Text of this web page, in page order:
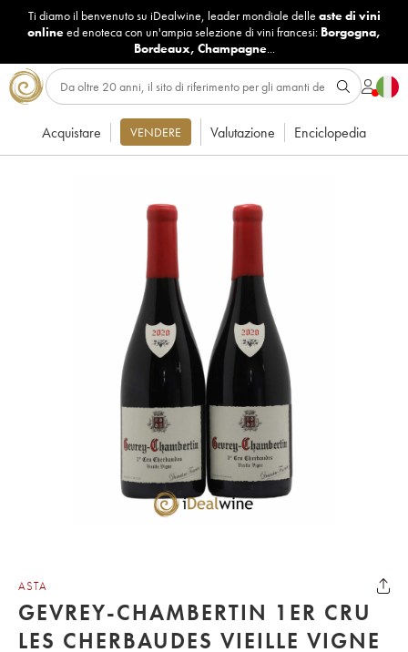
Ti diamo il benvenuto su iDealwine, leader mondiale delle aste di vini
onlineed enoteca con un'ampia selezione di vini francesi: Borgogna,
Bordeaux, Champagne...
Acquistare VENDERE Valutazione Enciclopedia
ASTA
GEVREY-CHAMBERTIN 1ER CRU
LES CHERBAUDES VIEILLE VIGNE